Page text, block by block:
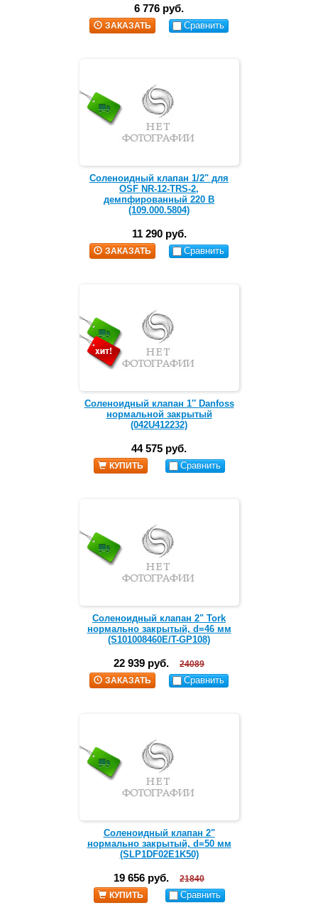
6 776 руб.
ЗАКАЗАТЬ Сравнить
Соленоидный клапан 1/2" для
OSF NR-12-TRS-2,
демпфированный 220 В
(109.000.5804)
11 290 руб.
ЗАКАЗАТЬ Сравнить
Соленоидный клапан 1″ Danfoss
нормальной закрытый
(042U412232)
44 575 руб.
КУПИТЬ Сравнить
Соленоидный клапан 2" Tork
нормально закрытый, d=46 мм
(S101008460E/T-GP108)
22 939 руб.
24089
ЗАКАЗАТЬ
Сравнить
Соленоидный клапан 2"
нормально закрытый, d=50 мм
(SLP1DF02E1K50)
19 656 руб.
21840
КУПИТЬ
Сравнить